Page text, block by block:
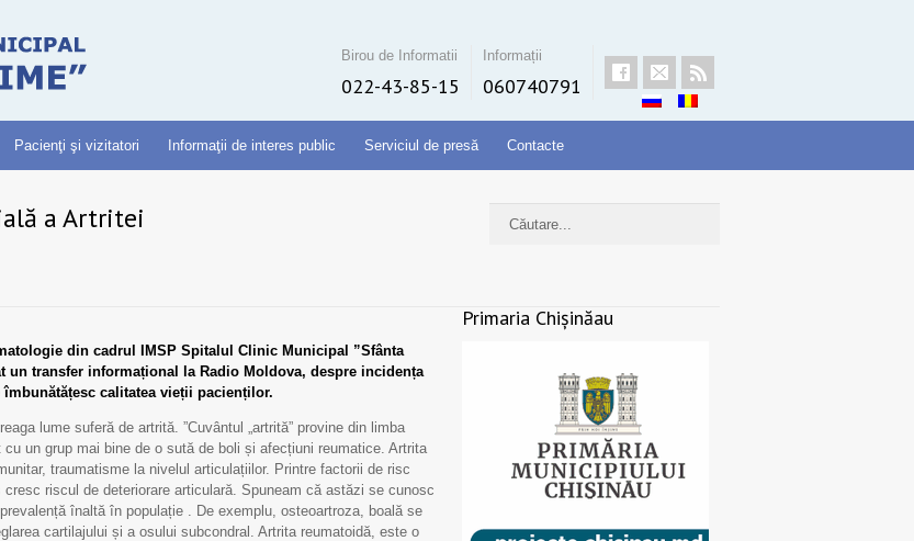
Birou de Informatii
022-43-85-15
Informații
060740791
Pacienţi şi vizitatori Informaţii de interes public Serviciul de presă Contacte
a Artritei
din cadrul IMSP Spitalul Clinic Municipal ”Sfânta
transfer informațional la Radio Moldova, despre incidența
calitatea vieții pacienților.
lume suferă de artrită. ”Cuvântul „artrită” provine din limba
un grup mai bine de o sută de boli și afecțiuni reumatice. Artrita
traumatisme la nivelul articulațiilor. Printre factorii de risc
riscul de deteriorare articulară. Spuneam că astăzi se cunosc
înaltă în populație . De exemplu, osteoartroza, boală se
cartilajului și a osului subcondral. Artrita reumatoidă, este o
Primaria Chișinăau